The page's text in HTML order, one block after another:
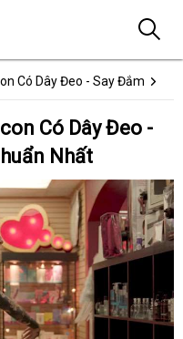
Có Dây Đeo - Say Đắm
Có Dây Đeo -
Nhất